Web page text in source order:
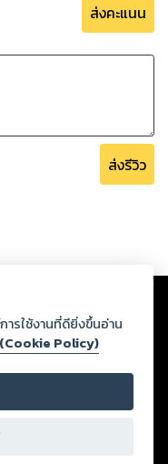
ส่งคะแนน
ส่งรีวิว
รากฏว่าละเมิดสิทธิใน
ยและศีลธรรม ดังนั้น ผู้อ่าน
นเอง และหากท่านพบว่าส่วน
ายังบริษัท เพื่อทีมงานจะได้
ขสิทธิ์ตามพระราชบัญญัติ
ารใช้งานที่ดียิ่งขึ้นอ่าน
Policy)